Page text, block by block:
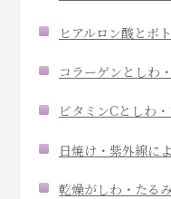
ヒアルロン酸とボ
コラーゲンとしわ
ビタミンCとしわ
日焼け・紫外線に
乾燥がしわ・たる